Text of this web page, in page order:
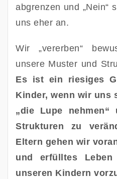
abgrenzen und „Nein“
uns eher an.
Wir „vererben“
Es ist ein riesiges
Kinder, wenn wir uns
„die Lupe nehmen“
Strukturen zu
Eltern gehen wir
und erfülltes
unseren Kindern